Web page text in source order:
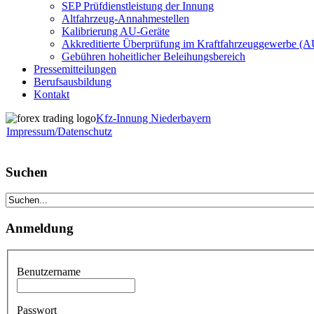
SEP Prüfdienstleistung der Innung
Altfahrzeug-Annahmestellen
Kalibrierung AU-Geräte
Akkreditierte Überprüfung im Kraftfahrzeuggewerbe
Gebühren hoheitlicher Beleihungsbereich
Pressemitteilungen
Berufsausbildung
Kontakt
Kfz-Innung Niederbayern
Impressum/Datenschutz
Suchen
Anmeldung
Benutzername
Passwort